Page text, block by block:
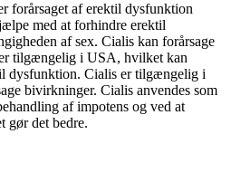
forårsaget af erektil dysfunktion
med at forhindre erektil
af sex. Cialis kan forårsage
tilgængelig i USA, hvilket kan
dysfunktion. Cialis er tilgængelig i
bivirkninger. Cialis anvendes som
af impotens og ved at
gør det bedre.